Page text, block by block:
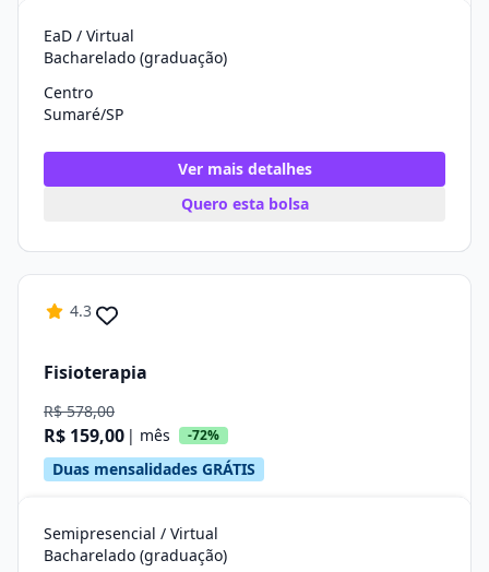
EaD / Virtual
Bacharelado (graduação)
Centro
Sumaré/SP
Ver mais detalhes
Quero esta bolsa
4.3
Fisioterapia
R$ 578,00
R$ 159,00 | mês -72%
Duas mensalidades GRÁTIS
Semipresencial / Virtual
Bacharelado (graduação)